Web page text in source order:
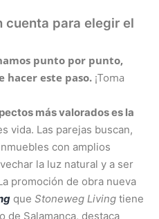
cuenta para elegir el
punto por punto,
hacer este paso. ¡Toma
más valorados es la
vida. Las parejas buscan,
con amplios
la luz natural y a ser
promoción de obra nueva
que Stoneweg Living tiene
de Salamanca, destaca